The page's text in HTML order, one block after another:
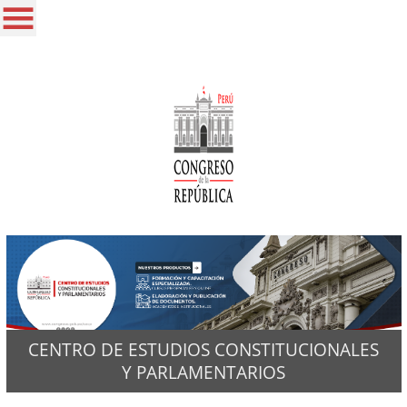
CENTRO DE ESTUDIOS CONSTITUCIONALES
Y PARLAMENTARIOS